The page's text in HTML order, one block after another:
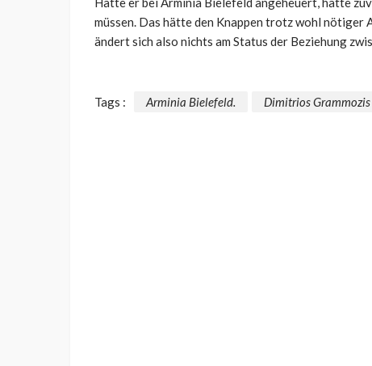
müssen. Das hätte den Knappen trotz wohl nötiger
ändert sich also nichts am Status der Beziehung
Tags : Arminia Bielefeld. Dimitrios Grammozis